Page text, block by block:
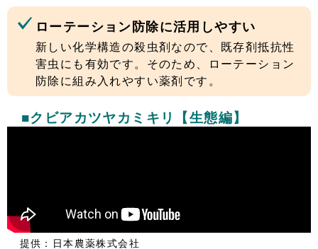
ローテーション防除に活用しやすい
新しい化学構造の殺虫剤なので、既存剤抵抗性
害虫にも有効です。そのため、ローテーション
防除に組み入れやすい薬剤です。
■クビアカツヤカミキリ【生態編】
提供：日本農薬株式会社